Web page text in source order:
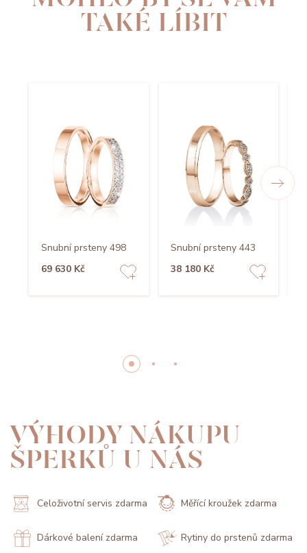
TAKÉ LÍBIT
Snubní prsteny 498
69 630 Kč
Snubní prsteny 443
38 180 Kč
VÝHODY NÁKUPU
ŠPERKŮ U NÁS
Celoživotní servis zdarma Měřící kroužek zdarma
Dárkové balení zdarma Rytiny do prstenů zdarma